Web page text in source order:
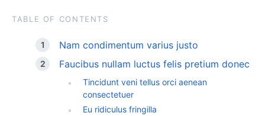
TABLE OF CONTENTS
Nam condimentum varius justo
Faucibus nullam luctus felis pretium donec
Tincidunt veni tellus orci aenean
consectetuer
Eu ridiculus fringilla